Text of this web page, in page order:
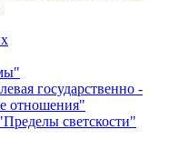
государственно -
отношения"
светскости"